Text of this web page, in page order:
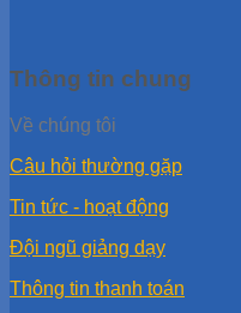
Thông tin chung
Về chúng tôi
Câu hỏi thường gặp
Tin tức - hoạt động
Đội ngũ giảng dạy
Thông tin thanh toán